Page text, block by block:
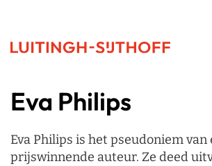
Eva Philips
Eva Philips is het pseudoniem van
prijswinnende auteur. Ze deed